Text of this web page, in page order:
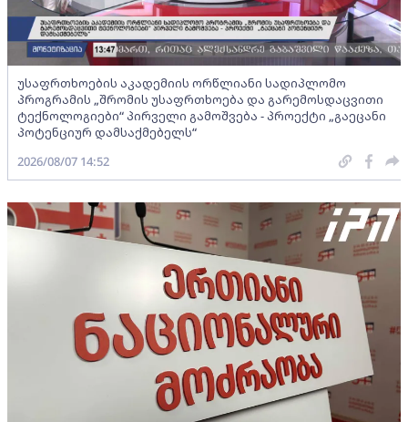
უსაფრთხოების აკადემიის ორწლიანი სადიპლომო
პროგრამის „შრომის უსაფრთხოება და გარემოსდაცვითი
ტექნოლოგიები“ პირველი გამოშვება - პროექტი „გაეცანი
პოტენციურ დამსაქმებელს“
2026/08/07 14:52